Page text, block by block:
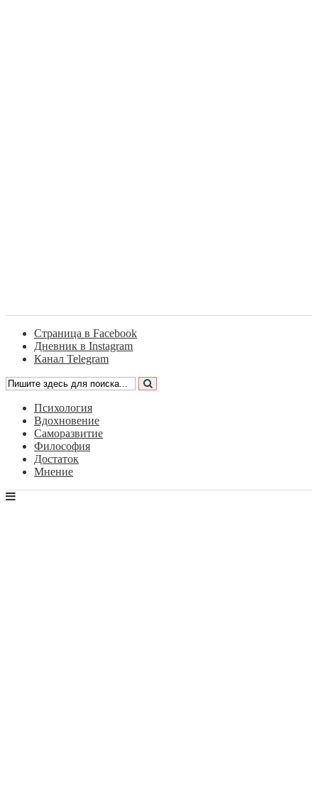
Страница в Facebook
Дневник в Instagram
Канал Telegram
Психология
Вдохновение
Саморазвитие
Философия
Достаток
Мнение